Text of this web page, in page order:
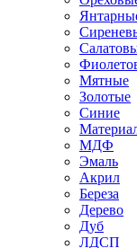
Мятные
Золотые
Синие
МДФ
Эмаль
Акрил
Береза
Дерево
Дуб
ЛДСП